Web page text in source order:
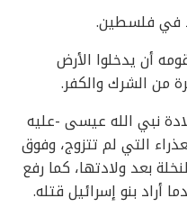
في فلسطين.
أن يدخلوا الأرض
من الشرك والكفر.
نبي الله عيسى -عليه
التي لم تتزوج، وفوق
بعد ولادتها، كما رفع
أراد بنو إسرائيل قتله.